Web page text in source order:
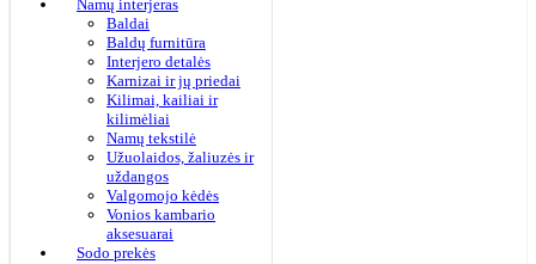
Namų interjeras
Baldai
Baldų furnitūra
Interjero detalės
Karnizai ir jų priedai
Kilimai, kailiai ir
kilimėliai
Namų tekstilė
Užuolaidos, žaliuzės ir
uždangos
Valgomojo kėdės
Vonios kambario
aksesuarai
Sodo prekės